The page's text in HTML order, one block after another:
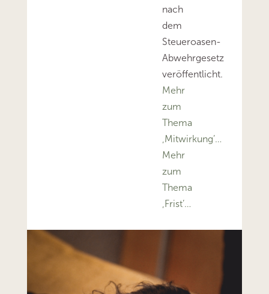
nach
dem
Steueroasen-
Abwehrgesetz
veröffentlicht.
Mehr
zum
Thema
‚Mitwirkung’…
Mehr
zum
Thema
‚Frist’…